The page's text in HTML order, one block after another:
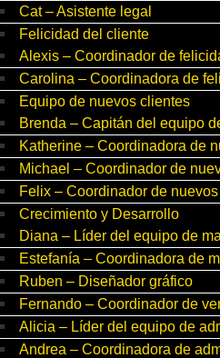
Cat – Asistente legal
Felicidad del cliente
Alexis – Coordinador de
Carolina – Coordinadora de
Equipo de nuevos clientes
Brenda – Capitán del equipo
Katherine – Coordinadora de
Michael – Coordinador de
Felix – Coordinador de
Crecimiento y Desarrollo
Diana – Líder del equipo de
Estefanía – Coordinadora de
Ruben – Diseñador gráfico
Fernando – Coordinador de
Alicia – Líder del equipo de
Andrea – Coordinadora de